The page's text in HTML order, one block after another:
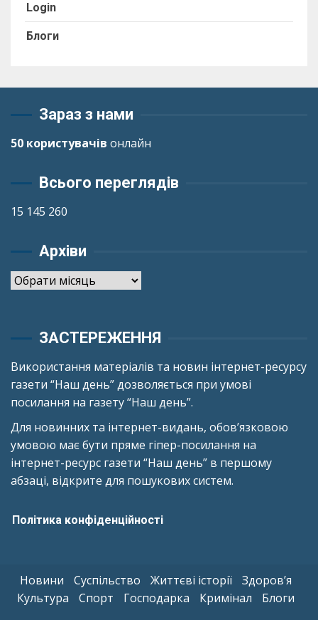
Login
Блоги
Зараз з нами
50 користувачів онлайн
Всього переглядів
15 145 260
Архіви
Архіви
ЗАСТЕРЕЖЕННЯ
Використання матеріалів та новин інтернет-ресурсу
газети “Наш день” дозволяється при умові
посилання на газету “Наш день”.
Для новинних та інтернет-видань, обов’язковою
умовою має бути пряме гіпер-посилання на
інтернет-ресурс газети “Наш день” в першому
абзаці, відкрите для пошукових систем.
Політика конфіденційності
Новини Суспільство Життєві історії
Здоров’я
Культура
Спорт Господарка Кримінал Блоги